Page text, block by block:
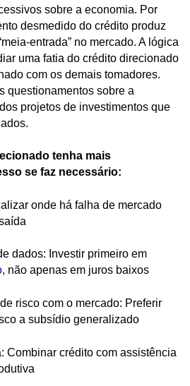
sobre a economia. Por
desmedido do crédito produz
entrada” no mercado. A lógica
uma fatia do crédito direcionado
com os demais tomadores.
questionamentos sobre a
projetos de investimentos que
tenha mais
se faz necessário:
onde há falha de mercado
dados: Investir primeiro em
, não apenas em juros baixos
risco com o mercado: Preferir
a subsídio generalizado
crédito com assistência